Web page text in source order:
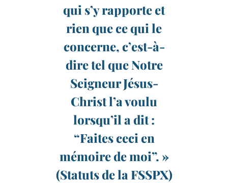
qui s’y rapporte et
rien que ce qui le
concerne, c’est-à-
dire tel que Notre
Seigneur Jésus-
Christ l’a voulu
lorsqu’il a dit :
“Faites ceci en
mémoire de moi”. »
(Statuts de la FSSPX)